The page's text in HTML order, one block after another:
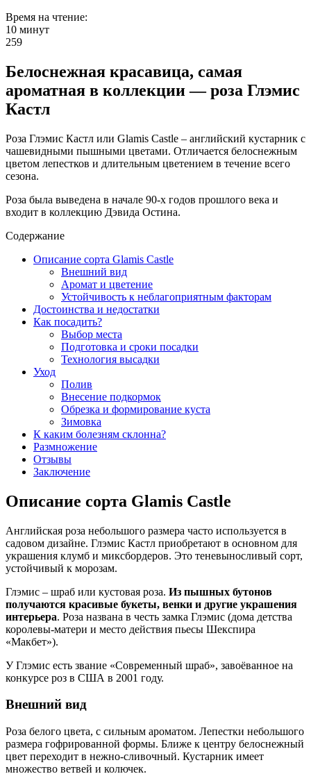
Время на чтение:
10 минут
259
Белоснежная красавица, самая
ароматная в коллекции — роза Глэмис
Кастл
Роза Глэмис Кастл или Glamis Castle – английский кустарник с
чашевидными пышными цветами. Отличается белоснежным
цветом лепестков и длительным цветением в течение всего
сезона.
Роза была выведена в начале 90-х годов прошлого века и
входит в коллекцию Дэвида Остина.
Содержание
Описание сорта Glamis Castle
Внешний вид
Аромат и цветение
Устойчивость к неблагоприятным факторам
Достоинства и недостатки
Как посадить?
Выбор места
Подготовка и сроки посадки
Технология высадки
Уход
Полив
Внесение подкормок
Обрезка и формирование куста
Зимовка
К каким болезням склонна?
Размножение
Отзывы
Заключение
Описание сорта Glamis Castle
Английская роза небольшого размера часто используется в
садовом дизайне. Глэмис Кастл приобретают в основном для
украшения клумб и миксбордеров. Это теневыносливый сорт,
устойчивый к морозам.
Глэмис – шраб или кустовая роза. Из пышных бутонов
получаются красивые букеты, венки и другие украшения
интерьера. Роза названа в честь замка Глэмис (дома детства
королевы-матери и место действия пьесы Шекспира
«Макбет»).
У Глэмис есть звание «Современный шраб», завоёванное на
конкурсе роз в США в 2001 году.
Внешний вид
Роза белого цвета, с сильным ароматом. Лепестки небольшого
размера гофрированной формы. Ближе к центру белоснежный
цвет переходит в нежно-сливочный. Кустарник имеет
множество ветвей и колючек.